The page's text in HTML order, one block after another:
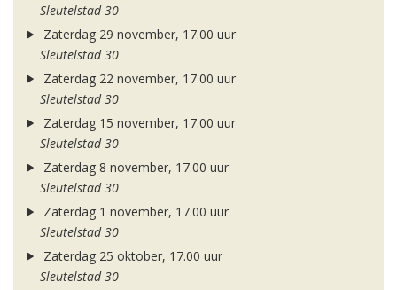
Sleutelstad 30
Zaterdag 29 november, 17.00 uur
Sleutelstad 30
Zaterdag 22 november, 17.00 uur
Sleutelstad 30
Zaterdag 15 november, 17.00 uur
Sleutelstad 30
Zaterdag 8 november, 17.00 uur
Sleutelstad 30
Zaterdag 1 november, 17.00 uur
Sleutelstad 30
Zaterdag 25 oktober, 17.00 uur
Sleutelstad 30